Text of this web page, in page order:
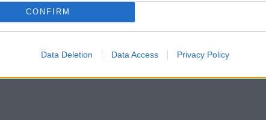
CONFIRM
Data Deletion Data Access Privacy Policy